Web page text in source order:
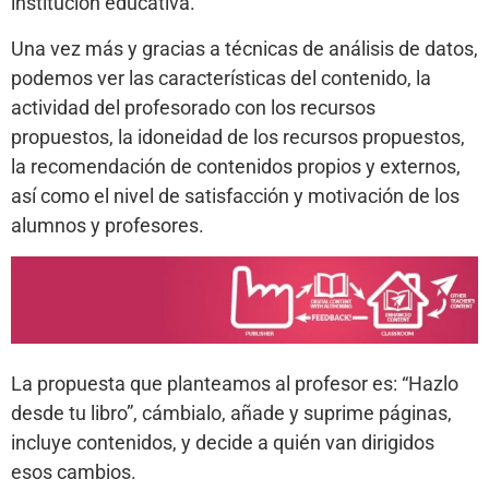
Una vez más y gracias a técnicas de análisis de datos,
podemos ver las características del contenido, la
actividad del profesorado con los recursos
propuestos, la idoneidad de los recursos propuestos,
la recomendación de contenidos propios y externos,
así como el nivel de satisfacción y motivación de los
alumnos y profesores.
La propuesta que planteamos al profesor es: “Hazlo
desde tu libro”, cámbialo, añade y suprime páginas,
incluye contenidos, y decide a quién van dirigidos
esos cambios.